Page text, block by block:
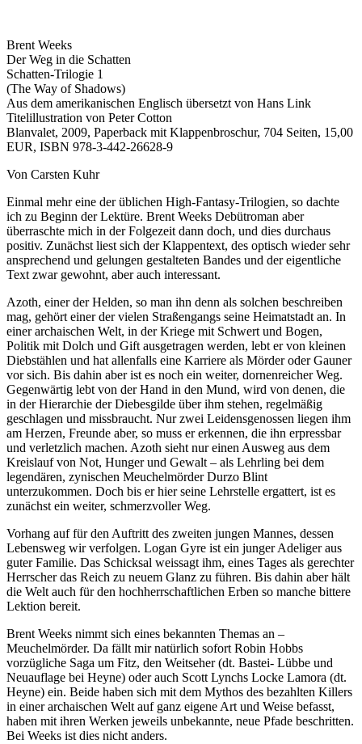
Brent Weeks
Der Weg in die Schatten
Schatten-Trilogie 1
(The Way of Shadows)
Aus dem amerikanischen Englisch übersetzt von Hans Link
Titelillustration von Peter Cotton
Blanvalet, 2009, Paperback mit Klappenbroschur, 704 Seiten, 15,00
EUR, ISBN 978-3-442-26628-9
Von Carsten Kuhr
Einmal mehr eine der üblichen High-Fantasy-Trilogien, so dachte
ich zu Beginn der Lektüre. Brent Weeks Debütroman aber
überraschte mich in der Folgezeit dann doch, und dies durchaus
positiv. Zunächst liest sich der Klappentext, des optisch wieder sehr
ansprechend und gelungen gestalteten Bandes und der eigentliche
Text zwar gewohnt, aber auch interessant.
Azoth, einer der Helden, so man ihn denn als solchen beschreiben
mag, gehört einer der vielen Straßengangs seine Heimatstadt an. In
einer archaischen Welt, in der Kriege mit Schwert und Bogen,
Politik mit Dolch und Gift ausgetragen werden, lebt er von kleinen
Diebstählen und hat allenfalls eine Karriere als Mörder oder Gauner
vor sich. Bis dahin aber ist es noch ein weiter, dornenreicher Weg.
Gegenwärtig lebt von der Hand in den Mund, wird von denen, die
in der Hierarchie der Diebesgilde über ihm stehen, regelmäßig
geschlagen und missbraucht. Nur zwei Leidensgenossen liegen ihm
am Herzen, Freunde aber, so muss er erkennen, die ihn erpressbar
und verletzlich machen. Azoth sieht nur einen Ausweg aus dem
Kreislauf von Not, Hunger und Gewalt – als Lehrling bei dem
legendären, zynischen Meuchelmörder Durzo Blint
unterzukommen. Doch bis er hier seine Lehrstelle ergattert, ist es
zunächst ein weiter, schmerzvoller Weg.
Vorhang auf für den Auftritt des zweiten jungen Mannes, dessen
Lebensweg wir verfolgen. Logan Gyre ist ein junger Adeliger aus
guter Familie. Das Schicksal weissagt ihm, eines Tages als gerechter
Herrscher das Reich zu neuem Glanz zu führen. Bis dahin aber hält
die Welt auch für den hochherrschaftlichen Erben so manche bittere
Lektion bereit.
Brent Weeks nimmt sich eines bekannten Themas an –
Meuchelmörder. Da fällt mir natürlich sofort Robin Hobbs
vorzügliche Saga um Fitz, den Weitseher (dt. Bastei- Lübbe und
Neuauflage bei Heyne) oder auch Scott Lynchs Locke Lamora (dt.
Heyne) ein. Beide haben sich mit dem Mythos des bezahlten Killers
in einer archaischen Welt auf ganz eigene Art und Weise befasst,
haben mit ihren Werken jeweils unbekannte, neue Pfade beschritten.
Bei Weeks ist dies nicht anders.